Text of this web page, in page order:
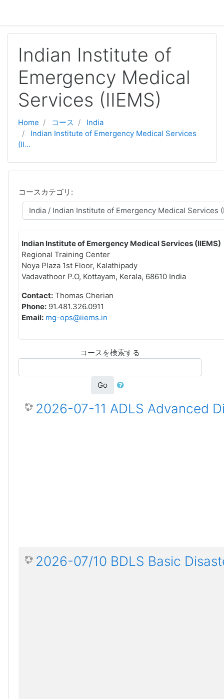
Indian Institute of
Emergency Medical
Services (IIEMS)
Home コース
India
Indian Institute of Emergency Medical Services
(II...
コースカテゴリ:
Indian Institute of Emergency Medical Services (IIEMS)
Regional Training Center
Noya Plaza 1st Floor, Kalathipady
Vadavathoor P.O, Kottayam, Kerala, 68610 India
Contact: Thomas Cherian
Phone: 91.481.326.0911
Email: mg-ops@iiems.in
コースを検索する
Go
2026-07-11 ADLS Advanced
2026-07/10 BDLS Basic